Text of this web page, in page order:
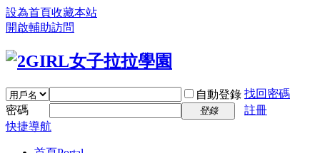
設為首頁收藏本站
開啟輔助訪問
自動登錄 找回密碼
密碼
登錄
註冊
快捷導航